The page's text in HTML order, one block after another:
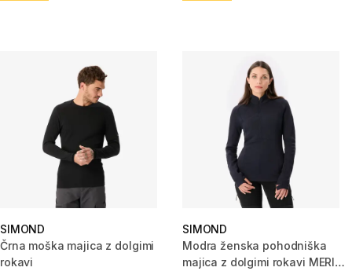
SIMOND
Črna moška majica z dolgimi
rokavi
SIMOND
Modra ženska pohodniška
majica z dolgimi rokavi MERINO